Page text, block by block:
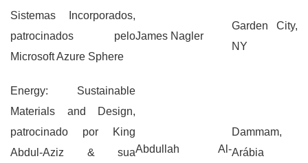
Sistemas Incorporados,
patrocinados pelo
Microsoft Azure Sphere
James Nagler
Garden City,
NY
Energy: Sustainable
Materials and Design,
patrocinado por King
Abdul-Aziz & suaAbdullah Al-
Dammam,
Arábia